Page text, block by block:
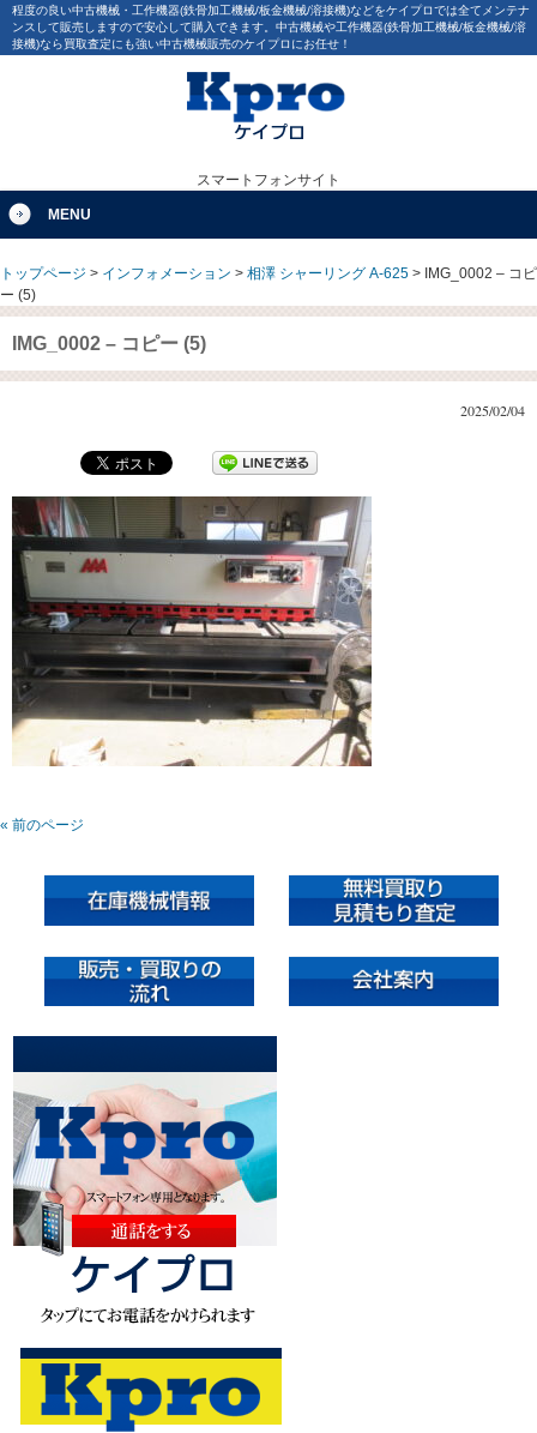
程度の良い中古機械・工作機器(鉄骨加工機械/板金機械/溶接機)などをケイプロでは全てメンテナ
ンスして販売しますので安心して購入できます。中古機械や工作機器(鉄骨加工機械/板金機械/溶
接機)なら買取査定にも強い中古機械販売のケイプロにお任せ！
スマートフォンサイト
MENU
トップページ > インフォメーション > 相澤 シャーリング A-625 > IMG_0002 – コピ
ー (5)
IMG_0002 – コピー (5)
2025/02/04
« 前のページ